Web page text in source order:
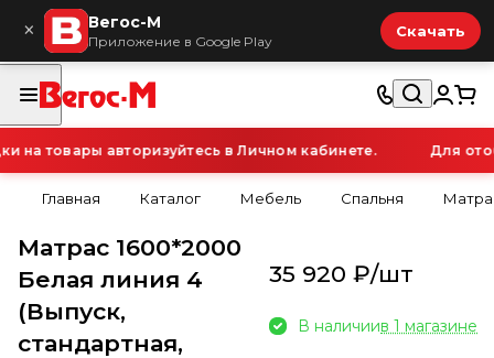
× Вегос-М
Приложение в Google Play
Скачать
товары авторизуйтесь в Личном кабинете. Для
Главная Каталог Мебель Спальня
Матрас 1600*2000
Белая линия 4
(Выпуск,
стандартная,
35 920 ₽/шт
В наличиив 1 магазине